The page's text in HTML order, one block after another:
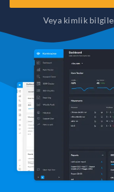
Veya kimlik